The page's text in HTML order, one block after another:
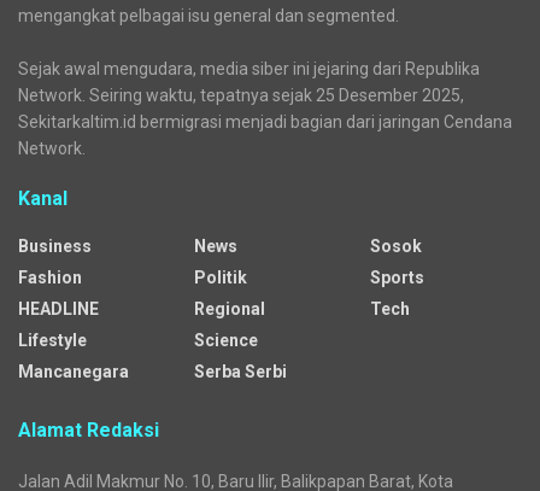
mengangkat pelbagai isu general dan segmented.
Sejak awal mengudara, media siber ini jejaring dari Republika
Network. Seiring waktu, tepatnya sejak 25 Desember 2025,
Sekitarkaltim.id bermigrasi menjadi bagian dari jaringan Cendana
Network.
Kanal
Business
Fashion
HEADLINE
Lifestyle
Mancanegara
News
Politik
Regional
Science
Serba Serbi
Sosok
Sports
Tech
Alamat Redaksi
Jalan Adil Makmur No. 10, Baru Ilir, Balikpapan Barat, Kota